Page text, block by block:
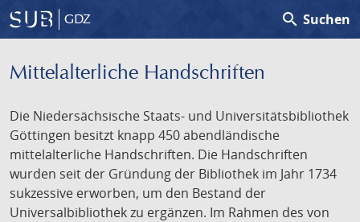
GDZ search Suchen
Mittelalterliche Handschriften
Die Niedersächsische Staats- und Universitätsbibliothek
Göttingen besitzt knapp 450 abendländische
mittelalterliche Handschriften. Die Handschriften
wurden seit der Gründung der Bibliothek im Jahr 1734
sukzessive erworben, um den Bestand der
Universalbibliothek zu ergänzen. Im Rahmen des von